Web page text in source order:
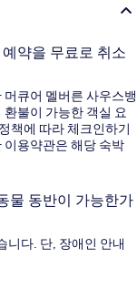
약을 무료로 취소
큐어 멜버른 사우스뱅
불이 가능한 객실 요
책에 따라 체크인하기
이용약관은 해당 숙박
물 동반이 가능한가
니다. 단, 장애인 안내